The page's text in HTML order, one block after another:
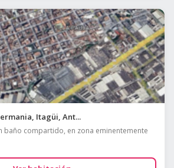
Itagüi, Ant...
baño compartido, en zona eminentemente